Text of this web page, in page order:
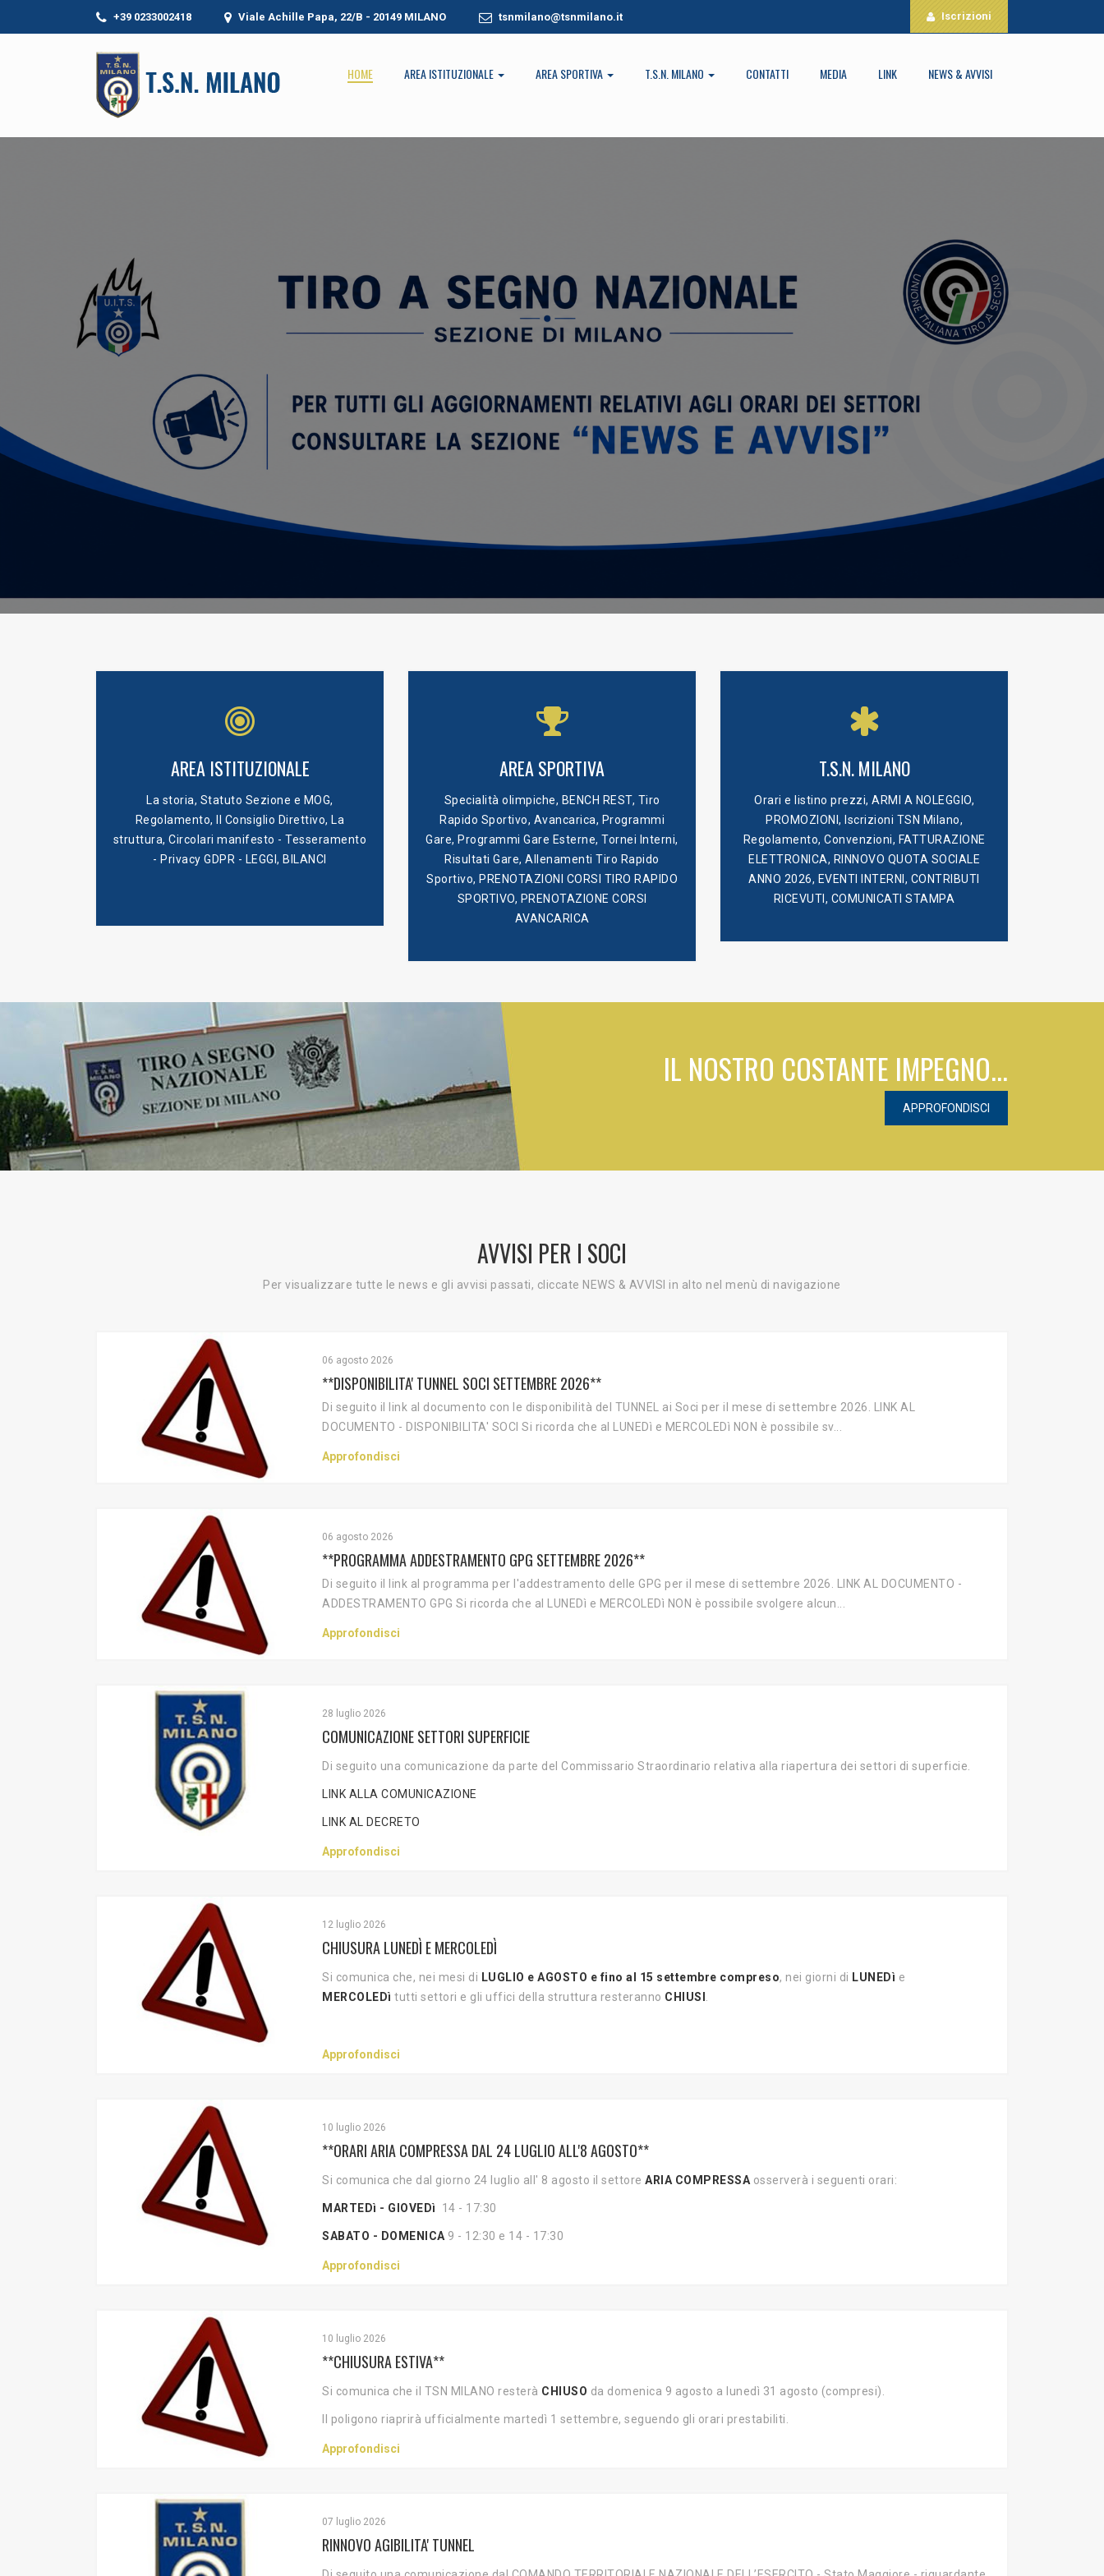
+39 0233002418 Viale Achille Papa, 22/B - 20149 MILANO tsnmilano@tsnmilano.it Iscrizioni
HOME AREA ISTITUZIONALE AREA SPORTIVA T.S.N. MILANO CONTATTI MEDIA LINK NEWS & AVVISI
AREA ISTITUZIONALE
La storia, Statuto Sezione e MOG,
Regolamento, Il Consiglio Direttivo, La
struttura,Circolari manifesto - Tesseramento
- Privacy GDPR - LEGGI, BILANCI
AREA SPORTIVA
Specialità olimpiche, BENCH REST, Tiro
Rapido Sportivo, Avancarica, Programmi
Gare, Programmi Gare Esterne,Tornei Interni,
Risultati Gare,Allenamenti Tiro Rapido
Sportivo, PRENOTAZIONI CORSI TIRO RAPIDO
SPORTIVO, PRENOTAZIONE CORSI
AVANCARICA
T.S.N. MILANO
Orari e listino prezzi, ARMI A NOLEGGIO,
PROMOZIONI , Iscrizioni TSN Milano,
Regolamento, Convenzioni, FATTURAZIONE
ELETTRONICA, RINNOVO QUOTA SOCIALE
ANNO 2026, EVENTI INTERNI , CONTRIBUTI
RICEVUTI , COMUNICATI STAMPA
IL NOSTRO COSTANTE IMPEGNO...
APPROFONDISCI
AVVISI PER I SOCI
Per visualizzare tutte le news e gli avvisi passati, cliccate NEWS & AVVISI in alto nel menù di navigazione
06 agosto 2026
**DISPONIBILITA' TUNNEL SOCI SETTEMBRE 2026**
Di seguito il link al documento con le disponibilità del TUNNEL ai Soci per il mese di settembre 2026. LINK AL
DOCUMENTO - DISPONIBILITA' SOCI Si ricorda che al LUNEDì e MERCOLEDì NON è possibile sv...
Approfondisci
06 agosto 2026
**PROGRAMMA ADDESTRAMENTO GPG SETTEMBRE 2026**
Di seguito il link al programma per l'addestramento delle GPG per il mese di settembre 2026. LINK AL DOCUMENTO -
ADDESTRAMENTO GPG Si ricorda che al LUNEDì e MERCOLEDì NON è possibile svolgere alcun...
Approfondisci
28 luglio 2026
COMUNICAZIONE SETTORI SUPERFICIE
Di seguito una comunicazione da parte del Commissario Straordinario relativa alla riapertura dei settori di superficie.
LINK ALLA COMUNICAZIONE
LINK AL DECRETO
Approfondisci
12 luglio 2026
CHIUSURA LUNEDÌ E MERCOLEDÌ
Si comunica che, nei mesi di LUGLIO e AGOSTO e fino al 15 settembre compreso, nei giorni di LUNEDì e
MERCOLEDì tutti settori e gli uffici della struttura resteranno CHIUSI
Approfondisci
10 luglio 2026
**ORARI ARIA COMPRESSA DAL 24 LUGLIO ALL'8 AGOSTO**
Si comunica che dal giorno 24 luglio all' 8 agosto il settore ARIA COMPRESSA osserverà i seguenti orari:
MARTEDì - GIOVEDì 14 - 17:30
SABATO - DOMENICA 9 - 12:30 e 14 - 17:30
Approfondisci
10 luglio 2026
**CHIUSURA ESTIVA**
Si comunica che il TSN MILANO resterà CHIUSO da domenica 9 agosto a lunedì 31 agosto (compresi).
Il poligono riaprirà ufficialmente martedì 1 settembre, seguendo gli orari prestabiliti.
Approfondisci
07 luglio 2026
RINNOVO AGIBILITA' TUNNEL